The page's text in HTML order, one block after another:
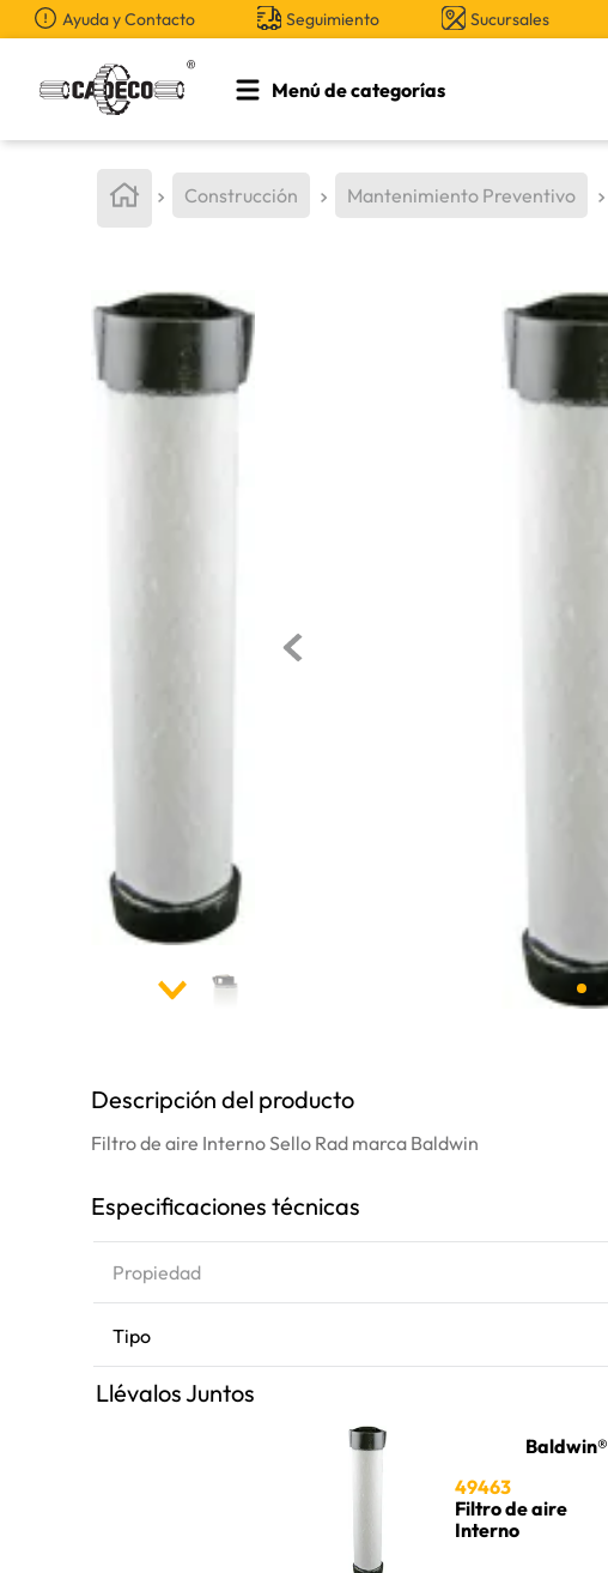
Ayuda y Contacto Seguimiento Sucursales
Menú de categorías
Construcción Mantenimiento Preventivo
Descripción del producto
Filtro de aire Interno Sello Rad marca Baldwin
Especificaciones técnicas
Propiedad
Tipo
Llévalos Juntos
Baldwin®
49463
Filtro de aire
Interno
TÉRMINOS MÁS BUSCADOS
4.
6.